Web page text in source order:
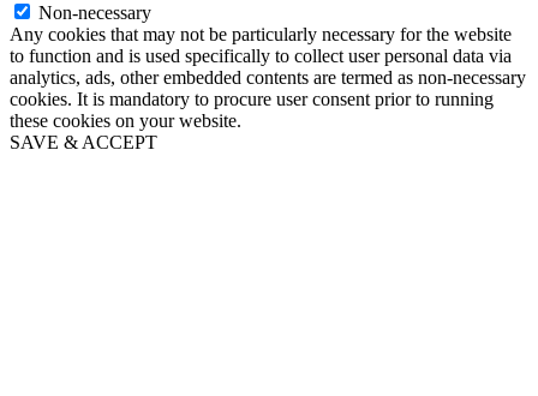
Non-necessary
Any cookies that may not be particularly necessary for the website
to function and is used specifically to collect user personal data via
analytics, ads, other embedded contents are termed as non-necessary
cookies. It is mandatory to procure user consent prior to running
these cookies on your website.
SAVE & ACCEPT